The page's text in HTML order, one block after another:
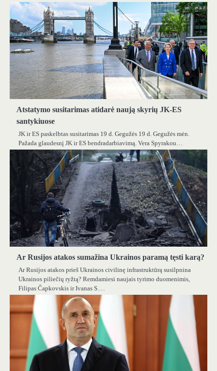
Atstatymo susitarimas atidarė naują skyrių JK-ES
santykiuose
JK ir ES paskelbtas susitarimas 19 d. Gegužės 19 d. Gegužės mėn.
Pažada glaudesnį JK ir ES bendradarbiavimą. Vera Spyrakou…
Ar Rusijos atakos sumažina Ukrainos paramą tęsti karą?
Ar Rusijos atakos prieš Ukrainos civilinę infrastruktūrą susilpnina
Ukrainos piliečių ryžtą? Remdamiesi naujais tyrimo duomenimis,
Filipas Čapkovskis ir Ivanas S.…